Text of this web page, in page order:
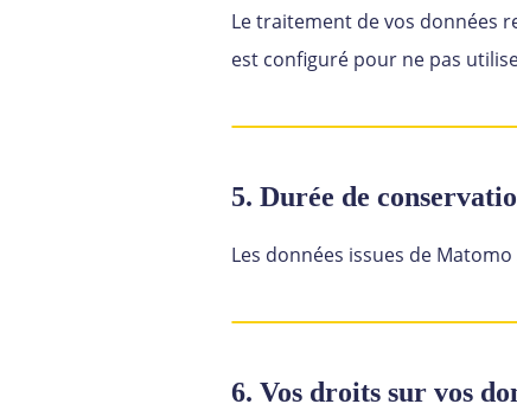
Le traitement de vos données
est configuré pour ne pas
5. Durée de
Les données issues de
6. Vos droits sur vos